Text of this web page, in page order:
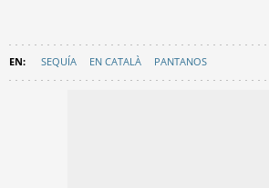
SEQUÍA EN CATALÀ PANTANOS